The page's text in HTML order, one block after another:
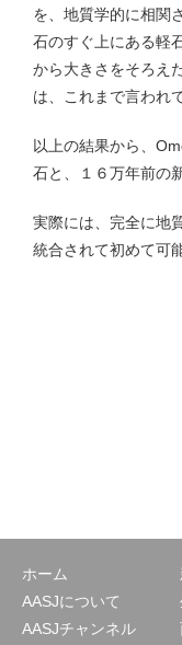
を、地質学的に相関
石のすぐ上にある軽
から大きさをそろえ
は、これまで言われ
以上の結果から、
石と、１６万年前の
実際には、完全に地
統合されて初めて可
ホーム
AASJについて
AASJチャンネル